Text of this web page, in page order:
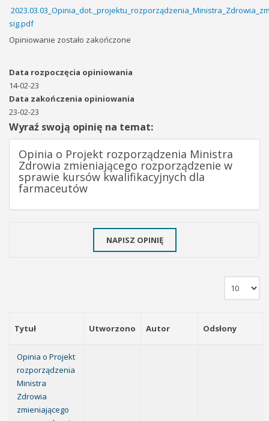
sig.pdf
Opiniowanie zostało zakończone
Data rozpoczęcia opiniowania
14-02-23
Data zakończenia opiniowania
23-02-23
Wyraź swoją opinię na temat:
Opinia o Projekt rozporządzenia Ministra
Zdrowia zmieniającego rozporządzenie w
sprawie kursów kwalifikacyjnych dla
farmaceutów
NAPISZ OPINIĘ
Tytuł Utworzono Autor Odsłony
Opinia o Projekt
rozporządzenia
Ministra
Zdrowia
zmieniającego